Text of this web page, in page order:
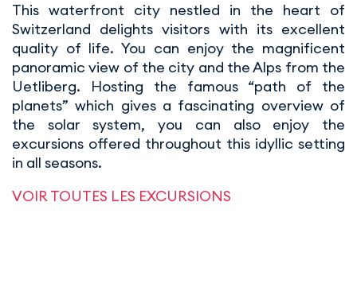
This waterfront city nestled in the heart of
Switzerland delights visitors with its excellent
quality of life. You can enjoy the magnificent
panoramic view of the city and the Alps from the
Uetliberg. Hosting the famous “path of the
planets” which gives a fascinating overview of
the solar system, you can also enjoy the
excursions offered throughout this idyllic setting
in all seasons.
VOIR TOUTES LES EXCURSIONS